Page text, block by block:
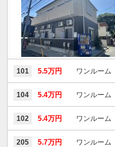
101 5.5万円 ワンルーム
104 5.4万円 ワンルーム
102 5.4万円 ワンルーム
205 5.7万円 ワンルーム